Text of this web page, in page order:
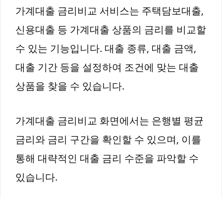
가계대출 금리비교 서비스는 주택담보대출,
신용대출 등 가계대출 상품의 금리를 비교할
수 있는 기능입니다. 대출 종류, 대출 금액,
대출 기간 등을 설정하여 조건에 맞는 대출
상품을 찾을 수 있습니다.
가계대출 금리비교 화면에서는 은행별 평균
금리와 금리 구간을 확인할 수 있으며, 이를
통해 대략적인 대출 금리 수준을 파악할 수
있습니다.